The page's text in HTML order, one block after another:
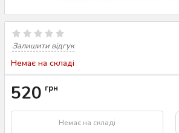
Залишити відгук
Немає на складі
520 грн
Немає на складі